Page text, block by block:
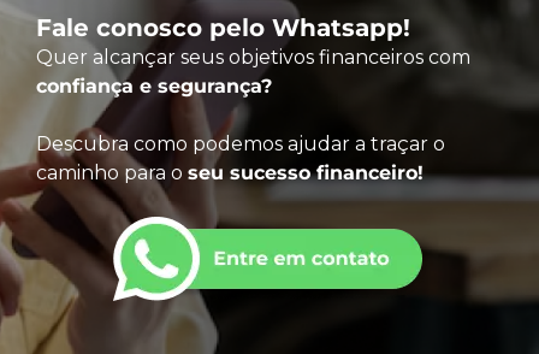
Fale conosco pelo Whatsapp!
Quer alcançar seus objetivos financeiros com
confiança e segurança?
Descubra como podemos ajudar a traçar o
caminho para o seu sucesso financeiro!